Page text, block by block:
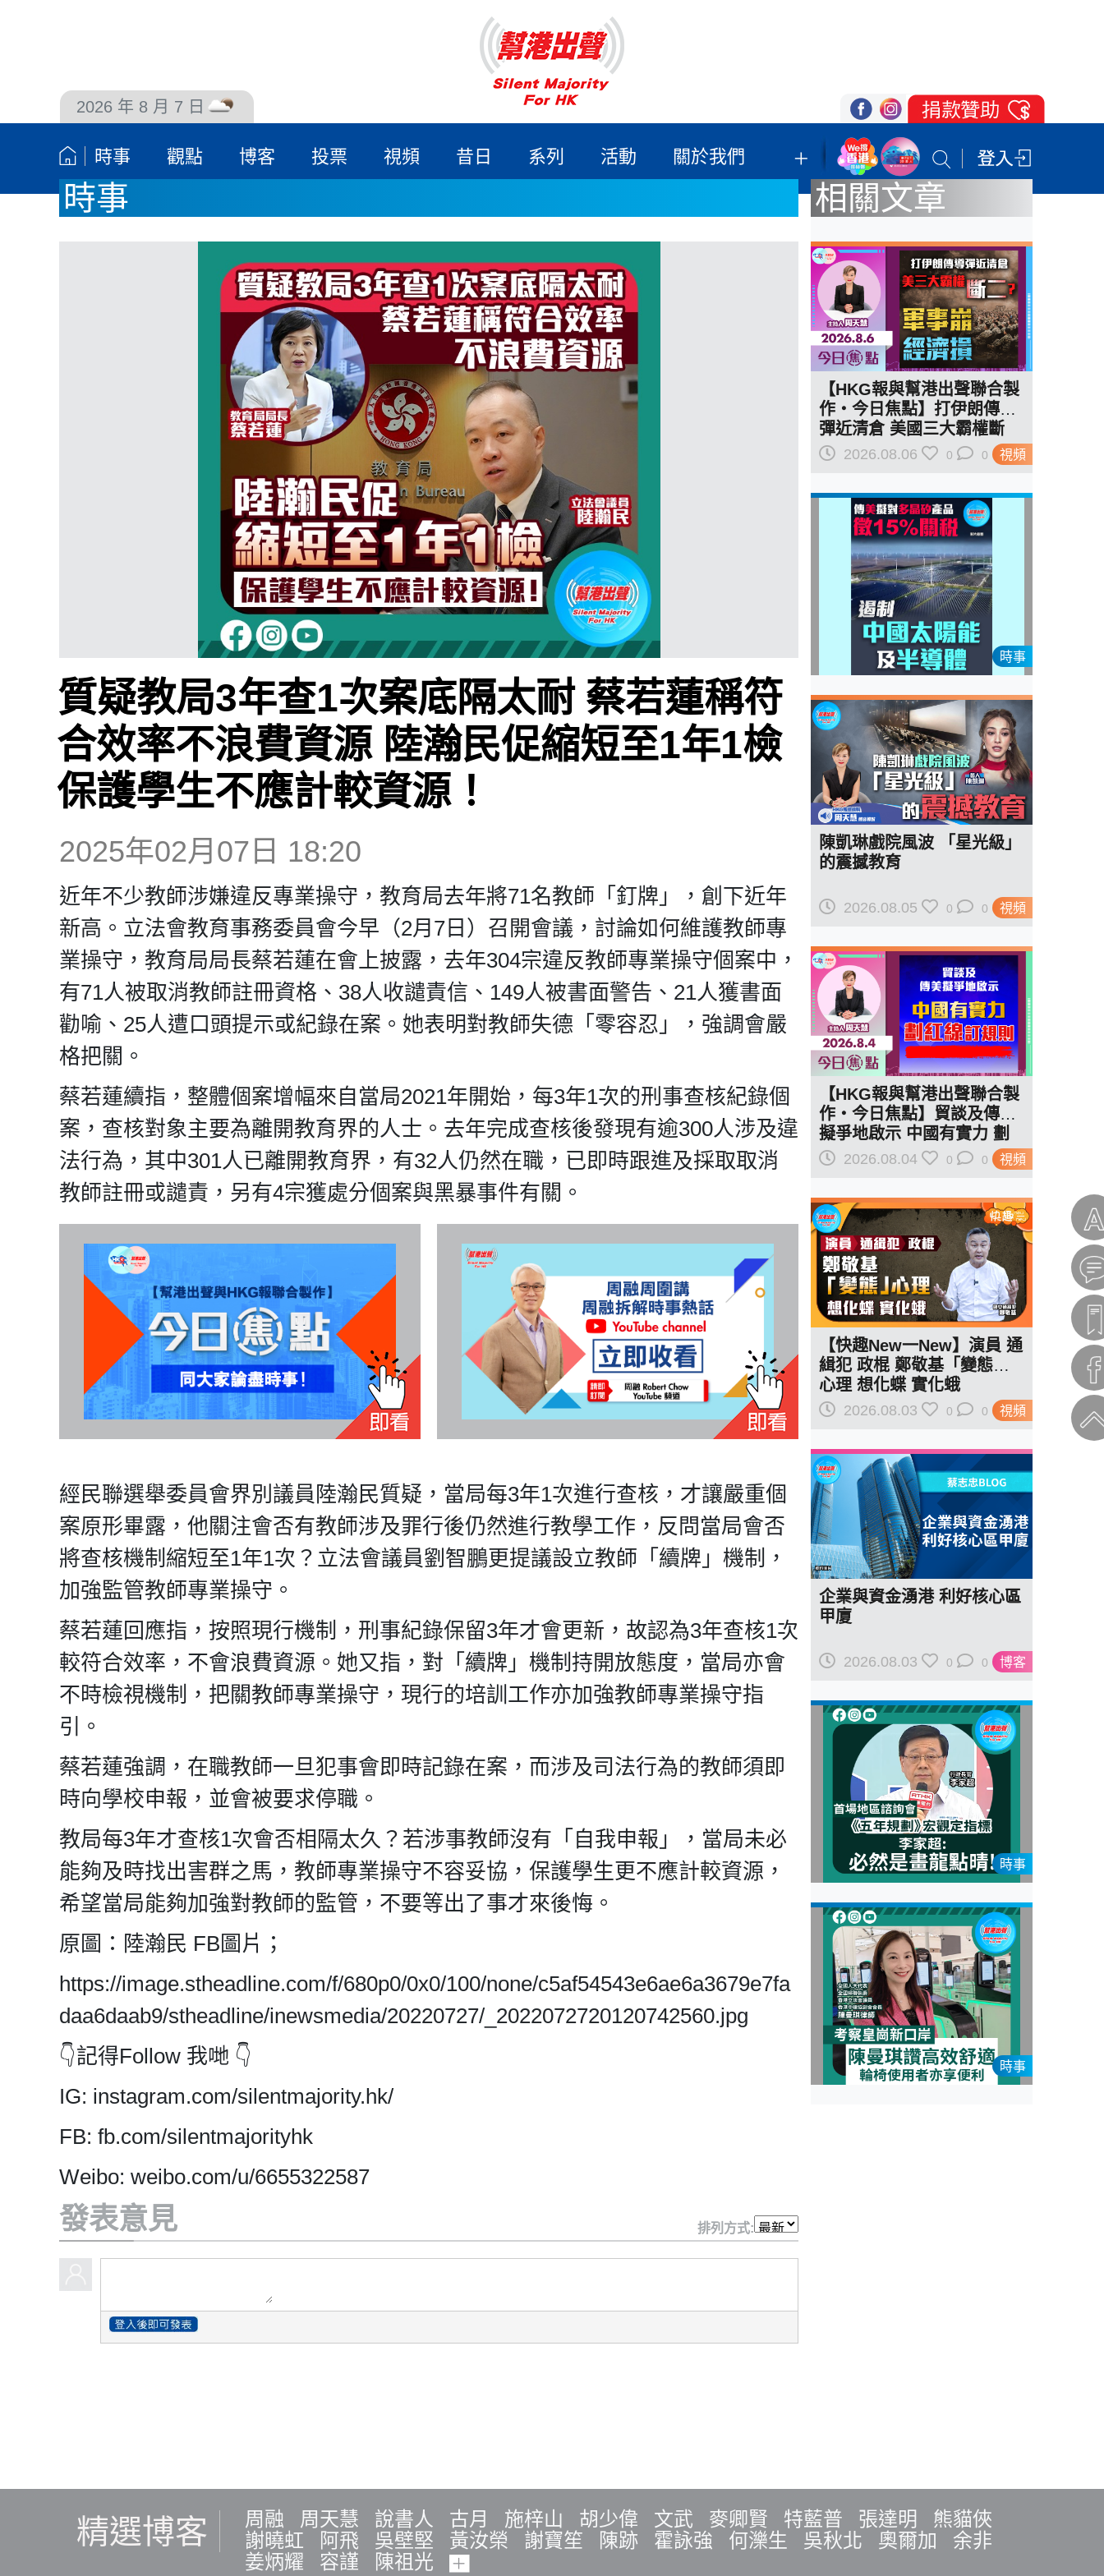
2026 年 8 月 7 日
時事 觀點 博客 投票 視頻 昔日 系列 活動 關於我們 我們的立場 登記支持 聯絡我們
時事
質疑教局3年查1次案底隔太耐 蔡若蓮稱符
合效率不浪費資源 陸瀚民促縮短至1年1檢
保護學生不應計較資源！
2025年02月07日 18:20
近年不少教師涉嫌違反專業操守，教育局去年將71名教師「釘牌」，創下近年
新高。立法會教育事務委員會今早（2月7日）召開會議，討論如何維護教師專
業操守，教育局局長蔡若蓮在會上披露，去年304宗違反教師專業操守個案中，
有71人被取消教師註冊資格、38人收譴責信、149人被書面警告、21人獲書面
勸喻、25人遭口頭提示或紀錄在案。她表明對教師失德「零容忍」，強調會嚴
格把關。
蔡若蓮續指，整體個案增幅來自當局2021年開始，每3年1次的刑事查核紀錄個
案，查核對象主要為離開教育界的人士。去年完成查核後發現有逾300人涉及違
法行為，其中301人已離開教育界，有32人仍然在職，已即時跟進及採取取消
教師註冊或譴責，另有4宗獲處分個案與黑暴事件有關。
經民聯選舉委員會界別議員陸瀚民質疑，當局每3年1次進行查核，才讓嚴重個
案原形畢露，他關注會否有教師涉及罪行後仍然進行教學工作，反問當局會否
將查核機制縮短至1年1次？立法會議員劉智鵬更提議設立教師「續牌」機制，
加強監管教師專業操守。
蔡若蓮回應指，按照現行機制，刑事紀錄保留3年才會更新，故認為3年查核1次
較符合效率，不會浪費資源。她又指，對「續牌」機制持開放態度，當局亦會
不時檢視機制，把關教師專業操守，現行的培訓工作亦加強教師專業操守指
引。
蔡若蓮強調，在職教師一旦犯事會即時記錄在案，而涉及司法行為的教師須即
時向學校申報，並會被要求停職。
教局每3年才查核1次會否相隔太久？若涉事教師沒有「自我申報」，當局未必
能夠及時找出害群之馬，教師專業操守不容妥協，保護學生更不應計較資源，
希望當局能夠加強對教師的監管，不要等出了事才來後悔。
原圖：陸瀚民 FB圖片；
https://image.stheadline.com/f/680p0/0x0/100/none/c5af54543e6ae6a3679e7fa
daa6daab9/stheadline/inewsmedia/20220727/_2022072720120742560.jpg
👇記得Follow 我哋 👇
IG: instagram.com/silentmajority.hk/
FB: fb.com/silentmajorityhk
Weibo: weibo.com/u/6655322587
發表意見 排列方式:
相關文章
視頻
【HKG報與幫港出聲聯合製
作‧今日焦點】打伊朗傳導
彈近清倉 美國三大霸權斷
二？軍事崩 經濟損
2026.08.06 0 0
時事
視頻
陳凱琳戲院風波 「星光級」
的震撼教育
2026.08.05 0 0
視頻
【HKG報與幫港出聲聯合製
作‧今日焦點】貿談及傳美
擬爭地啟示 中國有實力 劃
紅線訂規則
2026.08.04 0 0
視頻
【快趣New一New】演員 通
緝犯 政棍 鄭敬基「變態」
心理 想化蝶 實化蛾
2026.08.03 0 0
博客
企業與資金湧港 利好核心區
甲廈
2026.08.03 0 0
時事
時事
精選博客 周融 周天慧 說書人 古月 施梓山 胡少偉 文武 麥卿賢 特藍普 張達明
熊貓俠
謝曉虹
阿飛 吳壁堅 黃汝榮 謝寶笙 陳跡 霍詠強 何濼生 吳秋北 奧爾加
余非
姜炳耀
容謹 陳祖光